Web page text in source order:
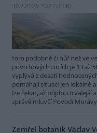
30.7.2026 20:27 (ČTK)
tom podobně či hůř než ve
povrchových tocích je 13 až
vyplývá z deseti
pomáhají situaci jen lokálně
lze čekat, až přijdou trvalejší
zprávě mluvčí Povodí Moravy
Zemřel botanik Václav